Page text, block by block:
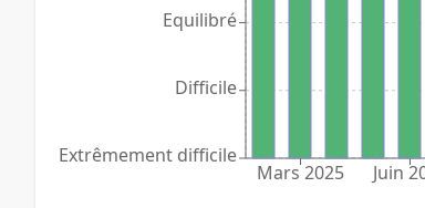
Mars 2025 Juin
Extrêmement difficile
Difficile
Equilibré